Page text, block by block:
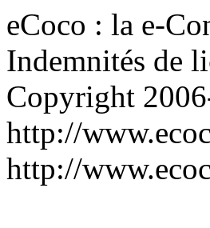
eCoco : la e-
Indemnités de
Copyright
http://
http://